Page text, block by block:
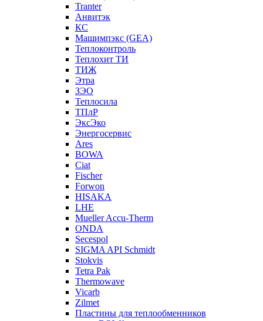
Tranter
Анвитэк
КС
Машимпэкс (GEA)
Теплоконтроль
Теплохит ТИ
ТИЖ
Этра
ЗЭО
Теплосила
ТПлР
ЭксЭко
Энергосервис
Ares
BOWA
Ciat
Fischer
Forwon
HISAKA
LHE
Mueller Accu-Therm
ONDA
Secespol
SIGMA API Schmidt
Stokvis
Tetra Pak
Thermowave
Vicarb
Zilmet
Пластины для теплообменников